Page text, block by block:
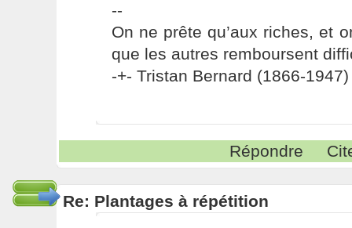
--
On ne prête qu’aux riches, et
que les autres remboursent
-+- Tristan Bernard (1866-1947)
Répondre
Re: Plantages à répétition